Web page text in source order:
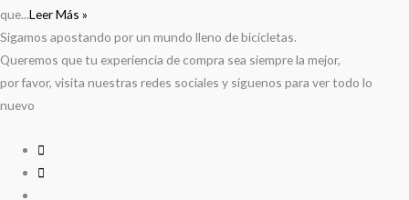
que...Leer Más »
Sigamos apostando por un mundo lleno de bicicletas.
Queremos que tu experiencia de compra sea siempre la mejor,
por favor, visita nuestras redes sociales y síguenos para ver todo lo
nuevo